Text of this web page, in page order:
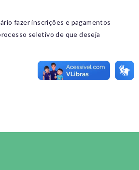
fazer inscrições e pagamentos
seletivo de que deseja